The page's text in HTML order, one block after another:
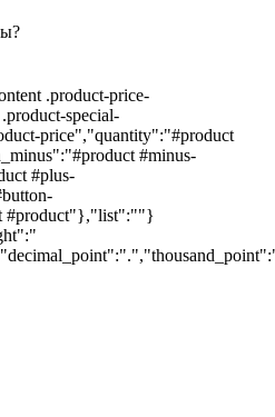
.product-price-
special-
price","quantity":"#product
#minus-
#plus-
#product"},"list":""}